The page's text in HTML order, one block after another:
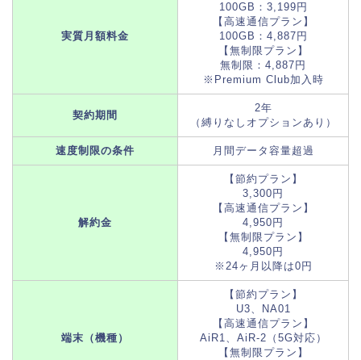
実質月額料金
100GB：3,199円
【高速通信プラン】
100GB：4,887円
【無制限プラン】
無制限：4,887円
※Premium Club加入時
契約期間
2年
（縛りなしオプションあり）
速度制限の条件 月間データ容量超過
解約金
【節約プラン】
3,300円
【高速通信プラン】
4,950円
【無制限プラン】
4,950円
※24ヶ月以降は0円
端末（機種）
【節約プラン】
U3、NA01
【高速通信プラン】
AiR1、AiR-2（5G対応）
【無制限プラン】